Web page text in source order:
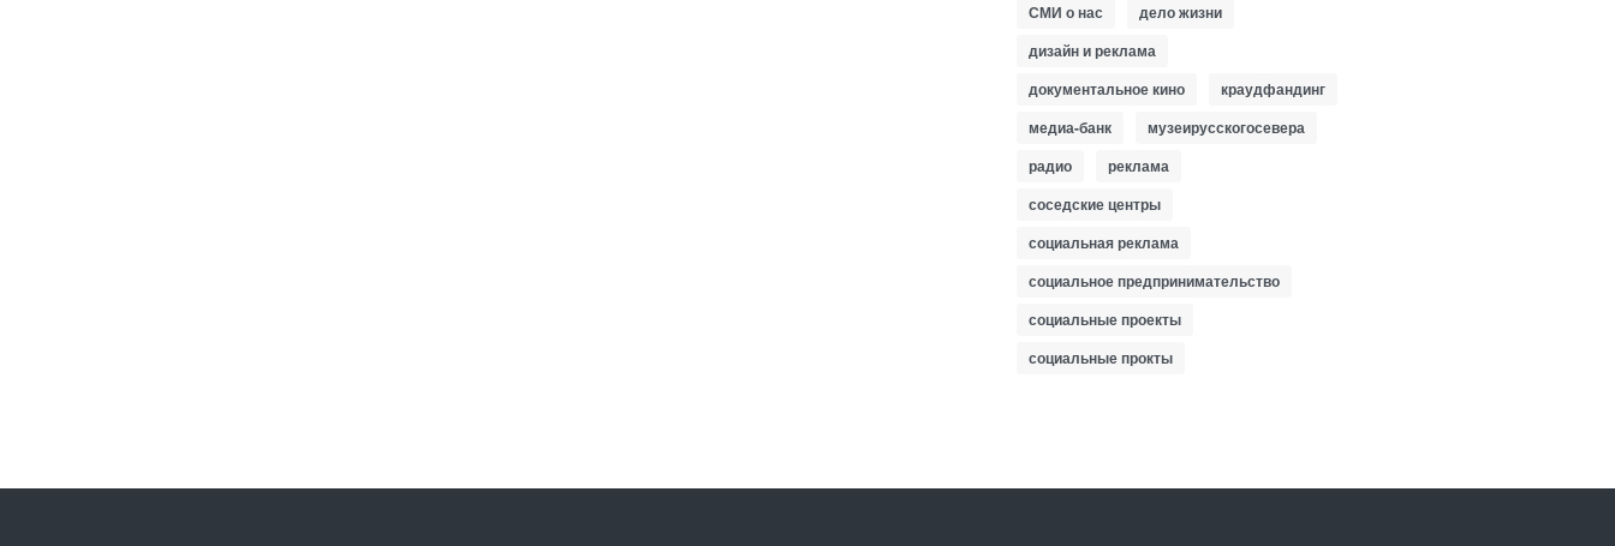
СМИ о нас
дело жизни
дизайн и реклама
документальное кино
краудфандинг
медиа-банк
музеирусскогосевера
радио
реклама
соседские центры
социальная реклама
социальное предпринимательство
социальные проекты
социальные прокты